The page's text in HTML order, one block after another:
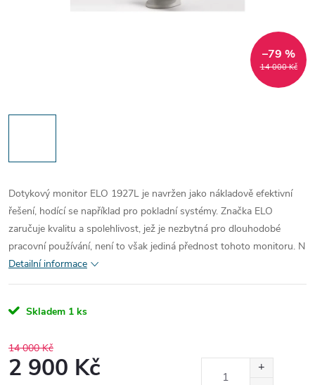
14 000 Kč
–79 %
Dotykový monitor ELO 1927L je navržen jako nákladově efektivní
řešení, hodící se například pro pokladní systémy. Značka ELO
zaručuje kvalitu a spolehlivost, jež je nezbytná pro dlouhodobé
pracovní používání, není to však jediná přednost tohoto monitoru. N
Detailní informace
Skladem 1 ks
14 000 Kč
2 900 Kč